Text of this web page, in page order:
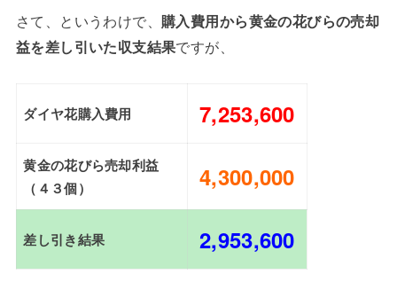
さて、というわけで、購入費用から黄金の花びらの売却
益を差し引いた収支結果ですが、
ダイヤ花購入費用 7,253,600
黄金の花びら売却利益
（４３個）
4,300,000
差し引き結果 2,953,600